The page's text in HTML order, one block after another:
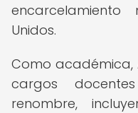
Unidos.
Como académica,
cargos
renombre,